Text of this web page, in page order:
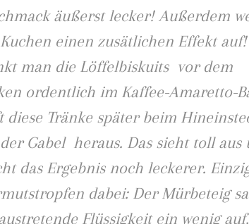
äußerst lecker! Außerdem
einen zusätlichen Effekt auf!
man die Löffelbiskuits vor dem
ordentlich im Kaffee-Amaretto-
diese Tränke später beim
Gabel heraus. Das sieht toll aus
das Ergebnis noch leckerer.
dabei: Der Mürbeteig
Flüssigkeit ein wenig